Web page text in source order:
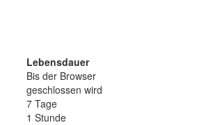
Lebensdauer
Bis der Browser
geschlossen wird
7 Tage
1 Stunde